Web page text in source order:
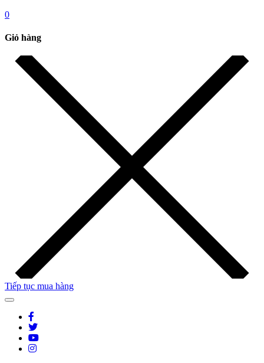
0
Giỏ hàng
Tiếp tục mua hàng